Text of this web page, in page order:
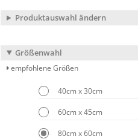
Produktauswahl ändern
Größenwahl
empfohlene Größen
40cm x 30cm
60cm x 45cm
80cm x 60cm